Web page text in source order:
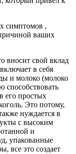
симптомов ,
ваших
вносит свой вклад
в себя
и молоко (молоко
способствовать
его простых
Это потому,
нуждается в
с высоким
и
упакованные
все это создает